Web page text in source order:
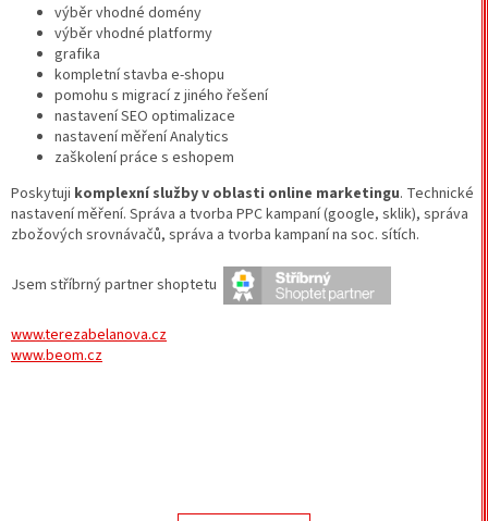
výběr vhodné domény
výběr vhodné platformy
grafika
kompletní stavba e-shopu
pomohu s migrací z jiného řešení
nastavení SEO optimalizace
nastavení měření Analytics
zaškolení práce s eshopem
Poskytuji komplexní služby v oblasti online marketingu. Technické
nastavení měření. Správa a tvorba PPC kampaní (google, sklik), správa
zbožových srovnávačů, správa a tvorba kampaní na soc. sítích.
Jsem stříbrný partner shoptetu
www.terezabelanova.cz
www.beom.cz